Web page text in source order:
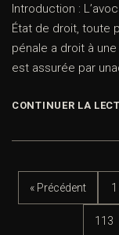
Introduction :
État de droit, toute
pénale a droit à
est assurée par
CONTINUER LA
« Précédent 1
113